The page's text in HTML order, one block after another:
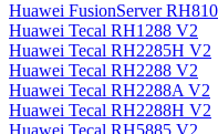
Huawei FusionServer
Huawei Tecal RH1288 V2
Huawei Tecal RH2285H V2
Huawei Tecal RH2288 V2
Huawei Tecal RH2288A V2
Huawei Tecal RH2288H V2
Huawei Tecal RH5885 V2